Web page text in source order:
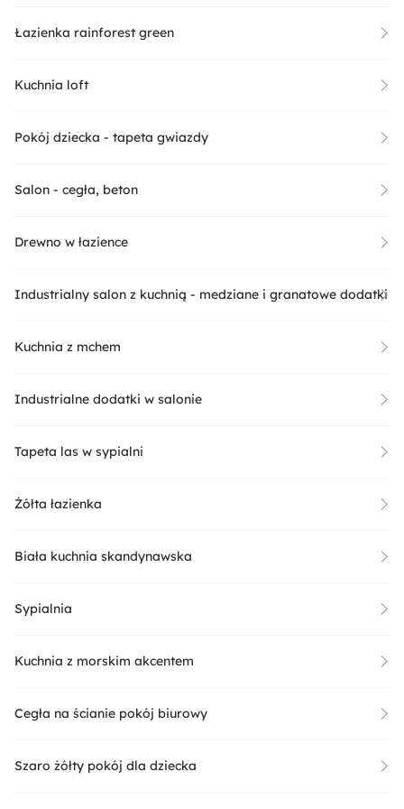
Łazienka rainforest green
Kuchnia loft
Pokój dziecka - tapeta gwiazdy
Salon - cegła, beton
Drewno w łazience
Industrialny salon z kuchnią - medziane i granatowe dodatki
Kuchnia z mchem
Industrialne dodatki w salonie
Tapeta las w sypialni
Żółta łazienka
Biała kuchnia skandynawska
Sypialnia
Kuchnia z morskim akcentem
Cegła na ścianie pokój biurowy
Szaro żółty pokój dla dziecka